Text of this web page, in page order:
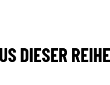
DIESER REIHE